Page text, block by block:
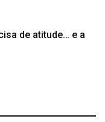
de atitude… e a